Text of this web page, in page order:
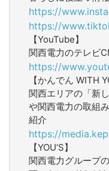
https://
https://
【YouTube】
関西電力のテレビ
https://
【かんでん WITH
関西エリアの「新
や関西電力の取組
紹介
https://
【YOU‘S】
関西電力グループ